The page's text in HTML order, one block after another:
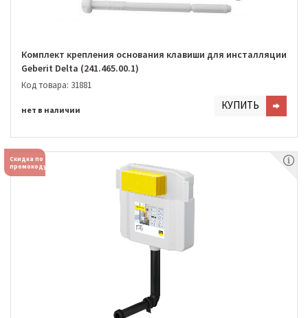
Комплект крепления основания клавиши для инсталляции
Geberit Delta (241.465.00.1)
Код товара: 31881
нет в наличии КУПИТЬ
Скидка по
промокоду